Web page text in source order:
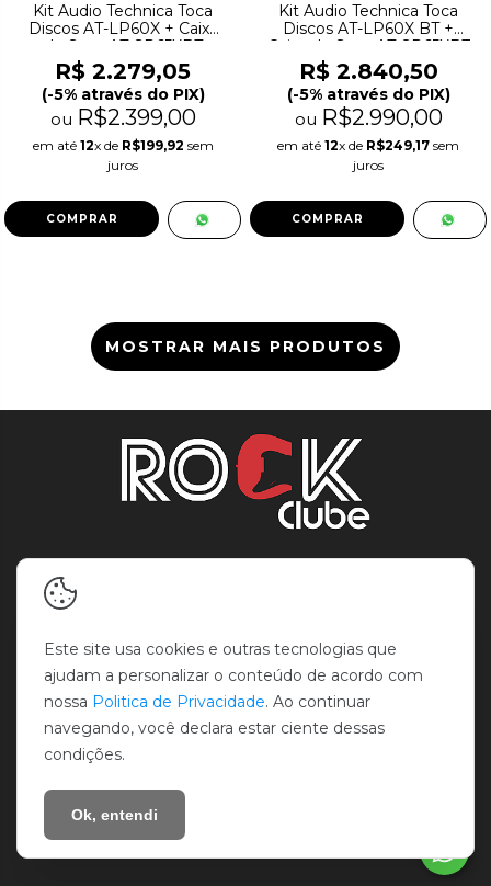
Kit Audio Technica Toca
Discos AT-LP60X + Caixa
de Som AT-SP65XBT
R$ 2.279,05
(-5% através do PIX)
ou R$2.399,00
em até 12x de R$199,92 sem
juros
Kit Audio Technica Toca
Discos AT-LP60X BT +
Caixa de Som AT-SP65XBT
R$ 2.840,50
(-5% através do PIX)
ou R$2.990,00
em até 12x de R$249,17 sem
juros
MOSTRAR MAIS PRODUTOS
Contato
Política de Entrega
Política de Privacidade
Política de Troca e Devolução
Blog Rock Clube
Este site usa cookies e outras tecnologias que
ajudam a personalizar o conteúdo de acordo com
nossa Politica de Privacidade. Ao continuar
navegando, você declara estar ciente dessas
condições.
Ok, entendi